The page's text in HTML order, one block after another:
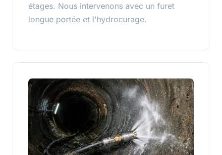
étages. Nous intervenons avec un furet
longue portée et l'hydrocurage.